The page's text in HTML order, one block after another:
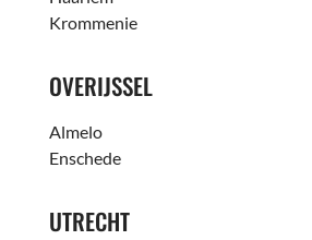
Krommenie
OVERIJSSEL
Almelo
Enschede
UTRECHT